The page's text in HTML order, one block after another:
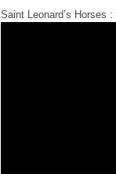
Saint Leonard’s Horses